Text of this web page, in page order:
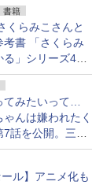
書籍
くらみこさんと
考書 「さくらみ
」シリーズ4冊
！
てみたいって…
ゃんは嫌われたく
話を公開。三角
か
ール】アニメ化も